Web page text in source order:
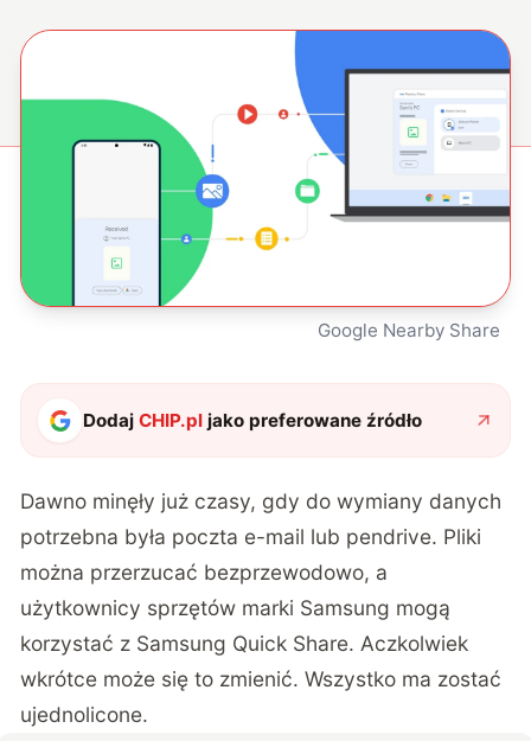
Google Nearby Share
DodajCHIP.pl jako preferowane źródło
Dawno minęły już czasy, gdy do wymiany danych
potrzebna była poczta e-mail lub pendrive. Pliki
można przerzucać bezprzewodowo, a
użytkownicy sprzętów marki Samsung mogą
korzystać z Samsung Quick Share. Aczkolwiek
wkrótce może się to zmienić. Wszystko ma zostać
ujednolicone.